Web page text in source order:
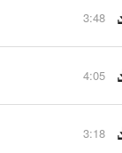
3:48
4:05
3:18